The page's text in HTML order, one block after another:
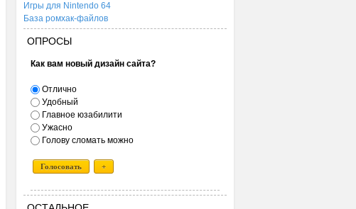
Игры для Nintendo 64
База ромхак-файлов
ОПРОСЫ
Как вам новый дизайн сайта?
Отлично
Удобный
Главное юзабилити
Ужасно
Голову сломать можно
Голосовать +